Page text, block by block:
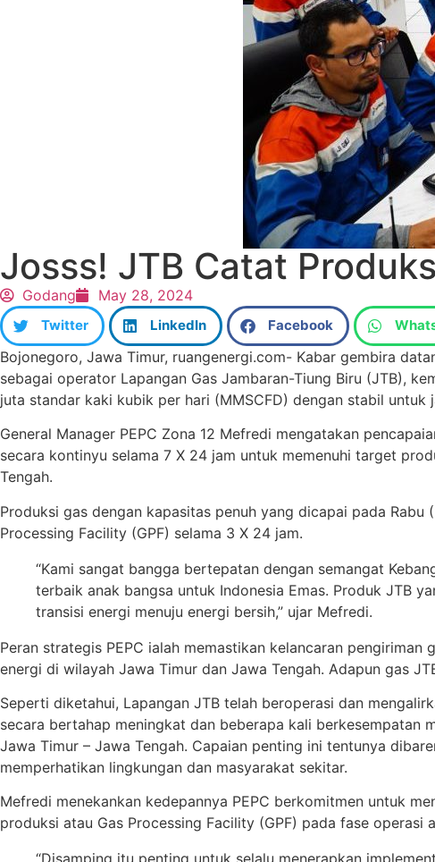
Josss! JTB Catat
Godang May 28, 2024
Twitter LinkedIn Facebook
Bojonegoro, Jawa Timur, ruangenergi.com- Kabar gembira
sebagai operator Lapangan Gas Jambaran-Tiung Biru (JTB),
juta standar kaki kubik per hari (MMSCFD) dengan stabil untuk
General Manager PEPC Zona 12 Mefredi mengatakan
secara kontinyu selama 7 X 24 jam untuk memenuhi target
Tengah.
Produksi gas dengan kapasitas penuh yang dicapai pada
Processing Facility (GPF) selama 3 X 24 jam.
“Kami sangat bangga bertepatan dengan semangat
terbaik anak bangsa untuk Indonesia Emas. Produk JTB
transisi energi menuju energi bersih,” ujar Mefredi.
Peran strategis PEPC ialah memastikan kelancaran
energi di wilayah Jawa Timur dan Jawa Tengah. Adapun gas
Seperti diketahui, Lapangan JTB telah beroperasi dan
secara bertahap meningkat dan beberapa kali berkesempatan
Jawa Timur – Jawa Tengah. Capaian penting ini tentunya
memperhatikan lingkungan dan masyarakat sekitar.
Mefredi menekankan kedepannya PEPC berkomitmen untuk
produksi atau Gas Processing Facility (GPF) pada fase operasi